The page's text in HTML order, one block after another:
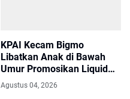
KPAI Kecam Bigmo
Libatkan Anak di Bawah
Umur Promosikan Liquid
Vape, Minta Aparat
Bertindak Tegas
Agustus 04, 2026